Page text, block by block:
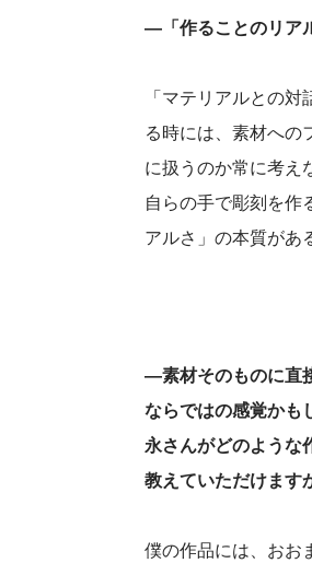
―「作ることのリア
「マテリアルとの
る時には、素材への
に扱うのか常に考え
自らの手で彫刻を作
アルさ」の本質があ
―素材そのものに直
ならではの感覚かも
永さんがどのような
教えていただけます
僕の作品には、おお